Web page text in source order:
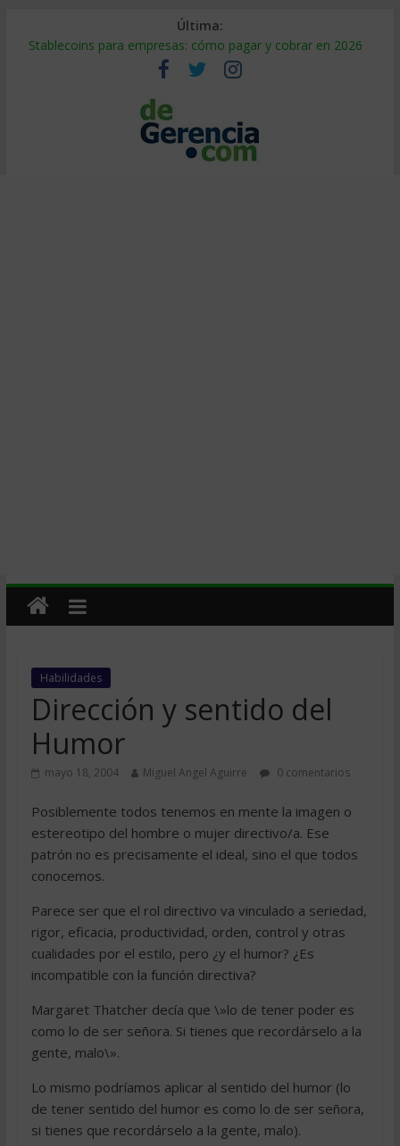
Última:
Stablecoins para empresas: cómo pagar y cobrar en 2026
Despido silencioso: qué es y por qué sale tan caro
IA en selección de personal: cómo auditarla a tiempo
Trabajo forzoso en la cadena de suministro: qué hacer
Mercado hispano de EE. UU.: cómo segmentarlo y venderle
Habilidades
Dirección y sentido del
Humor
mayo 18, 2004 Miguel Angel Aguirre 0 comentarios
Posiblemente todos tenemos en mente la imagen o
estereotipo del hombre o mujer directivo/a. Ese
patrón no es precisamente el ideal, sino el que todos
conocemos.
Parece ser que el rol directivo va vinculado a seriedad,
rigor, eficacia, productividad, orden, control y otras
cualidades por el estilo, pero ¿y el humor? ¿Es
incompatible con la función directiva?
Margaret Thatcher decía que \»lo de tener poder es
como lo de ser señora. Si tienes que recordárselo a la
gente, malo\».
Lo mismo podríamos aplicar al sentido del humor (lo
de tener sentido del humor es como lo de ser señora,
si tienes que recordárselo a la gente, malo).